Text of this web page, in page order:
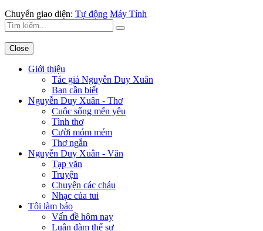
Chuyển giao diện: Tự động Máy Tính
Close
Giới thiệu
Tác giả Nguyễn Duy Xuân
Bạn cần biết
Nguyễn Duy Xuân - Thơ
Cuộc sống mến yêu
Tình thơ
Cười móm mém
Thơ ngắn
Nguyễn Duy Xuân - Văn
Tạp văn
Truyện
Chuyện các cháu
Nhạc của tui
Tôi làm báo
Vấn đề hôm nay
Luận đàm thế sự